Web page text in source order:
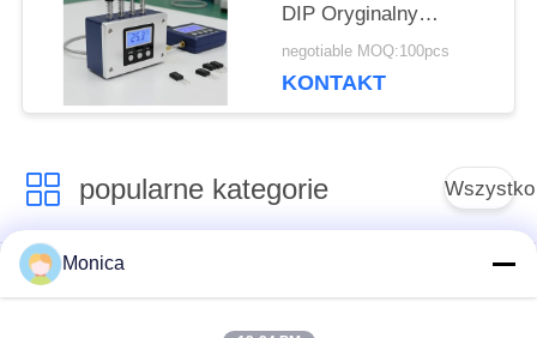
DIP Oryginalny
przemysłowy sprzęt do
precyzją
negotiable MOQ:100pcs
KONTAKT
popularne kategorie Wszystko
Precyzyjny termistor
NTC
epoksydowy
Monica